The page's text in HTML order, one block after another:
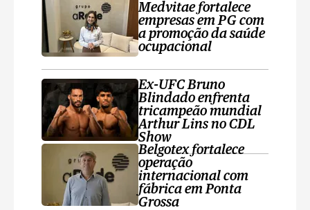
Medvitae fortalece
empresas em PG com
a promoção da saúde
ocupacional
Ex-UFC Bruno
Blindado enfrenta
tricampeão mundial
Arthur Lins no CDL
Show
Belgotex fortalece
operação
internacional com
fábrica em Ponta
Grossa